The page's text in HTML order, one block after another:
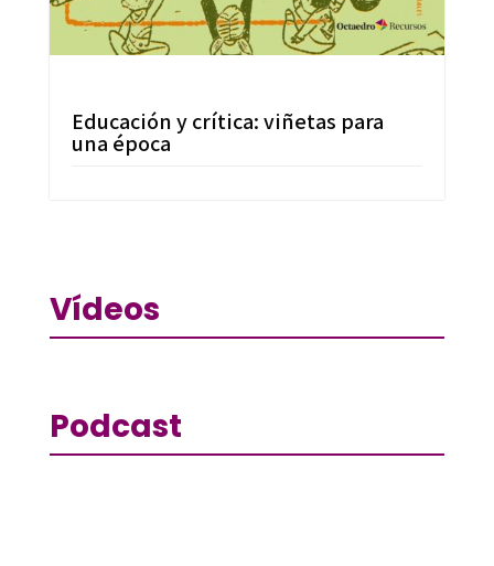
Educación y crítica: viñetas para
una época
Vídeos
Podcast